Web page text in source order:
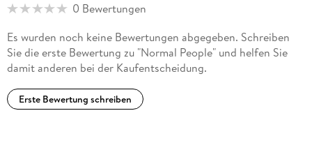
0 Bewertungen
Es wurden noch keine Bewertungen abgegeben. Schreiben
Sie die erste Bewertung zu "Normal People" und helfen Sie
damit anderen bei der Kaufentscheidung.
Erste Bewertung schreiben